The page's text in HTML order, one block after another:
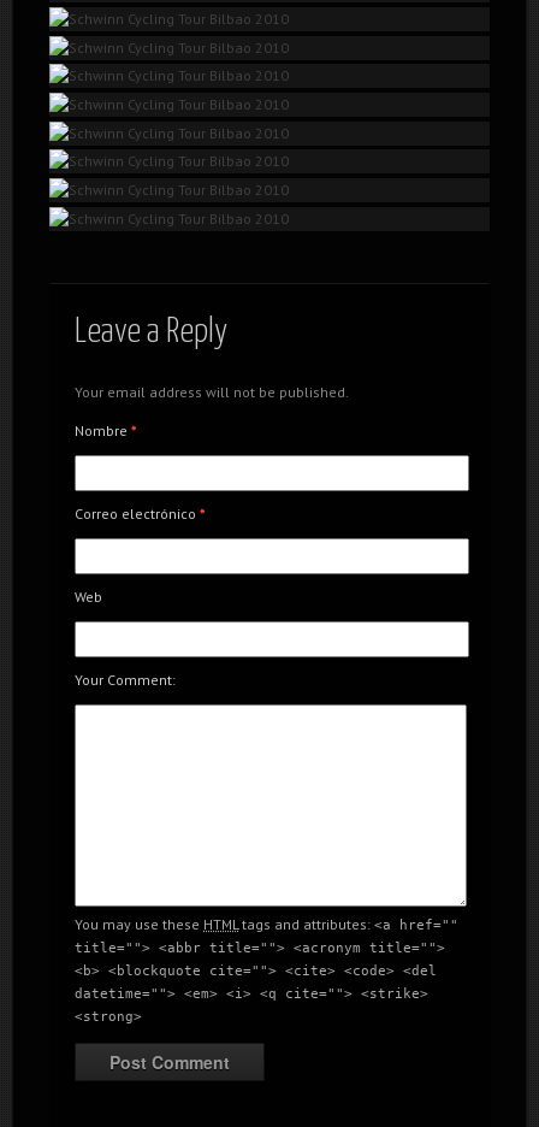
Schwinn Cycling Tour Bilbao 2010
Schwinn Cycling Tour Bilbao 2010
Leave a Reply
Your email address will not be published.
Nombre *
Correo electrónico *
Web
Your Comment:
You may use these HTMLtags and attributes: <a href=""
title=""> <abbr title=""> <acronym title="">
<b> <blockquote cite=""> <cite> <code> <del
datetime=""> <em> <i> <q cite=""> <strike>
<strong>